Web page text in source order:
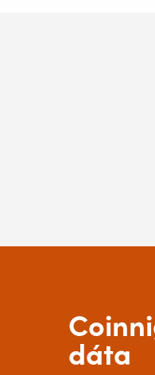
dáta